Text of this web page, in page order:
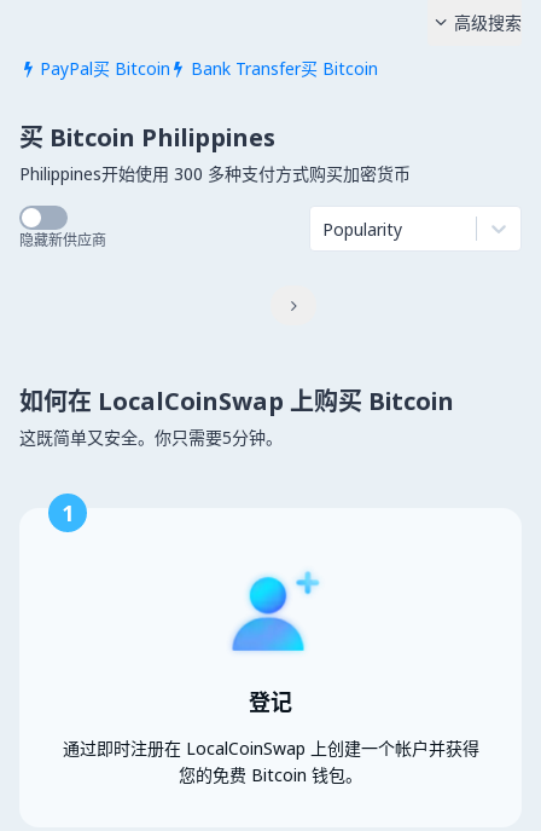
 PayPal买 Bitcoin  Bank Transfer买 Bitcoin
 高级搜索
买 Bitcoin Philippines
Philippines开始使用 300 多种支付方式购买加密货币
隐藏新供应商 Popularity

如何在 LocalCoinSwap 上购买 Bitcoin
这既简单又安全。你只需要5分钟。
1
登记
通过即时注册在 LocalCoinSwap 上创建一个帐户并获得
您的免费 Bitcoin 钱包。